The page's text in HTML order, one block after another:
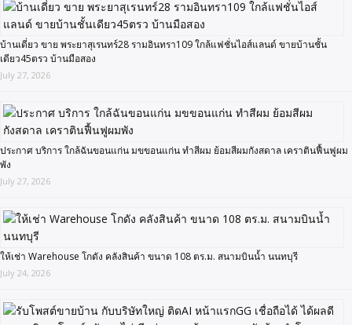
บ้านเดี่ยว ขาย พระยาสุเรนทร์28 รามอินทรา109 ใกล้แฟชั่นไอส์แลนด์ ขายบ้านชั้น
เดียว45ตรว บ้านมือสอง
July 27, 2026
ประกาศ บริการ ใกล้ฉันขอนแก่น มขขอนแก่น ทำสีผม ย้อมสีผมกังสดาล เคราตินฟื้นฟูผม
พัง
July 27, 2026
ให้เช่า Warehouse โกดัง คลังสินค้า ขนาด 108 ตร.ม. สนามบินน้ำ นนทบุรี
July 24, 2026